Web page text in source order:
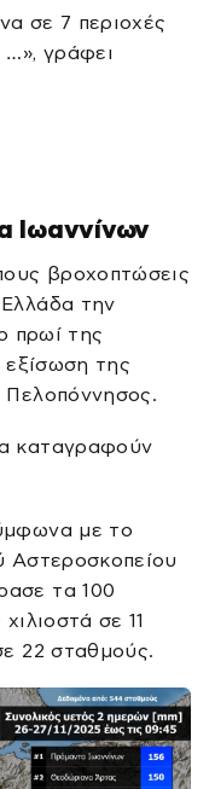
σε 7 περιοχές
γράφει
Ιωαννίνων
βροχοπτώσεις
την
πρωί της
εξίσωση της
Πελοπόννησος.
καταγραφούν
με το
Αστεροσκοπείου
τα 100
σε 11
22 σταθμούς.